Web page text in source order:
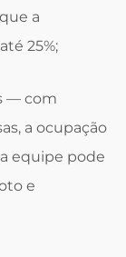
a
25%;
— com
a ocupação
equipe pode
e